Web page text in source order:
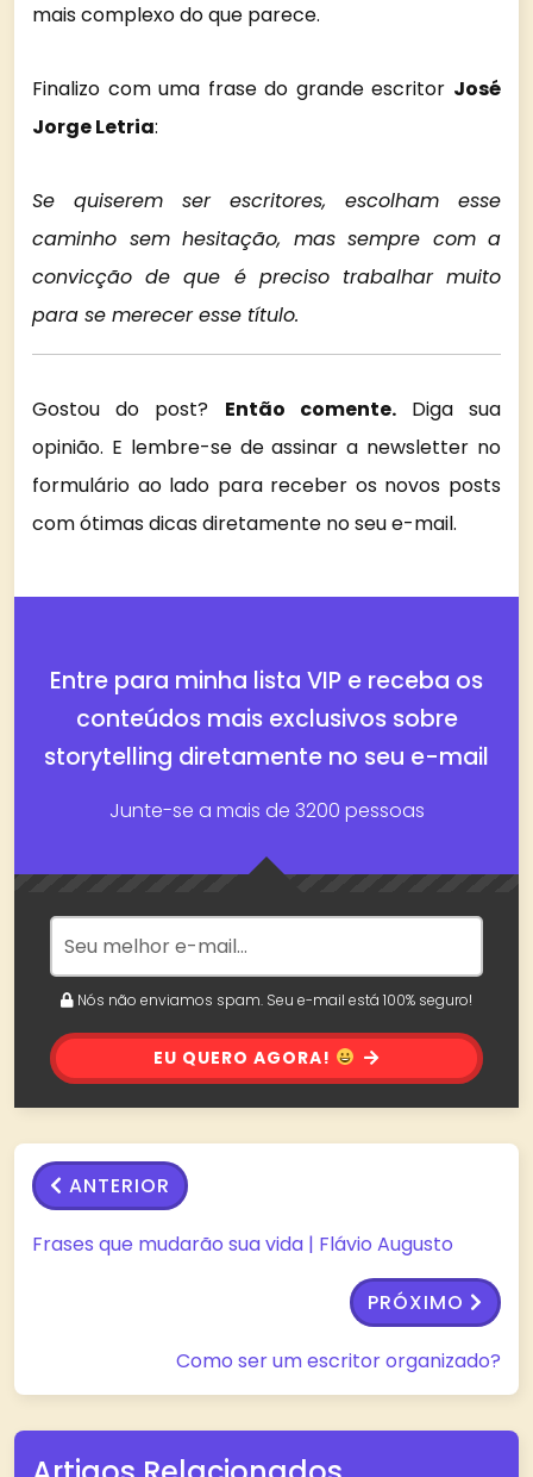
mais complexo do que parece.
Finalizo com uma frase do grande escritor José
Jorge Letria:
Se quiserem ser escritores, escolham esse
caminho sem hesitação, mas sempre com a
convicção de que é preciso trabalhar muito
para se merecer esse título.
Gostou do post? Então comente.Diga sua
opinião. E lembre-se de assinar a newsletter no
formulário ao lado para receber os novos posts
com ótimas dicas diretamente no seu e-mail.
Entre para minha lista VIP e receba os
conteúdos mais exclusivos sobre
storytelling diretamente no seu e-mail
Junte-se a mais de 3200 pessoas
Nós não enviamos spam. Seu e-mail está 100% seguro!
EU QUERO AGORA!
ANTERIOR
Frases que mudarão sua vida | Flávio Augusto
PRÓXIMO
Como ser um escritor organizado?